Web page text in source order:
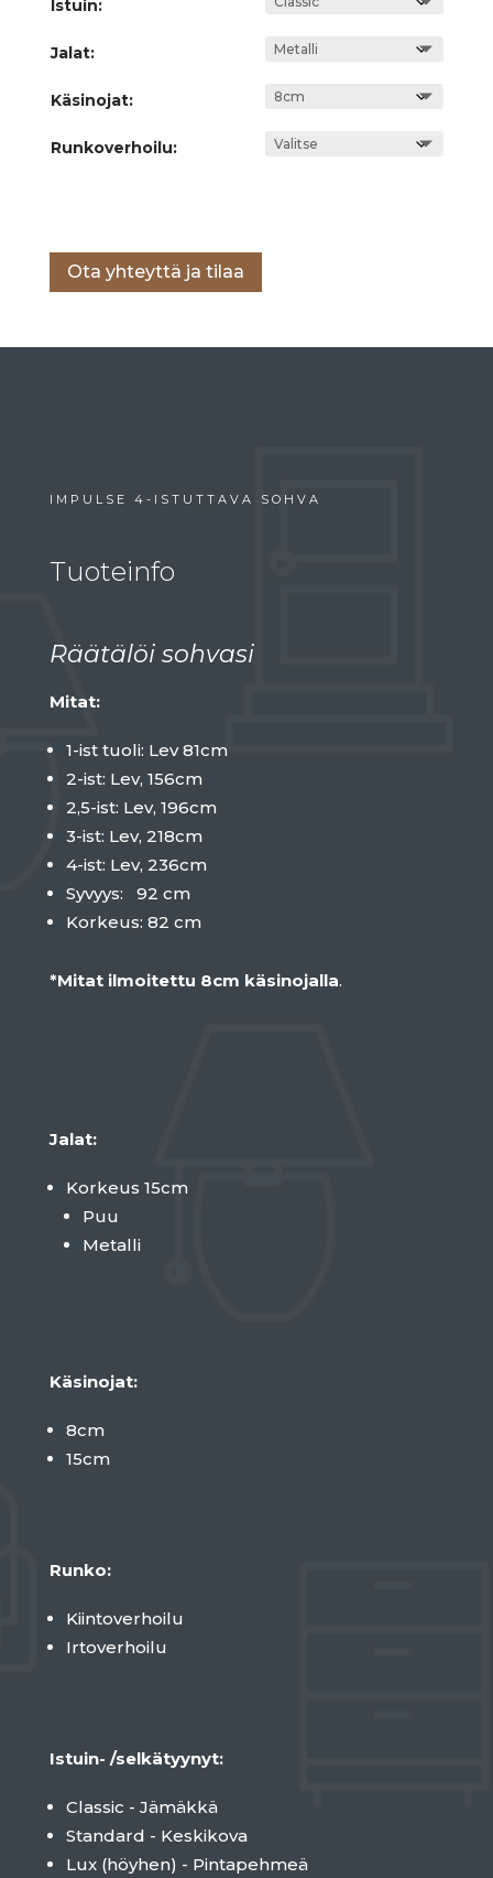
Istuin:
Jalat:
Käsinojat:
Runkoverhoilu:
Ota yhteyttä ja tilaa
IMPULSE 4-ISTUTTAVA SOHVA
Tuoteinfo
Räätälöi sohvasi
Mitat:
1-ist tuoli: Lev 81cm
2-ist: Lev, 156cm
2,5-ist: Lev, 196cm
3-ist: Lev, 218cm
4-ist: Lev, 236cm
Syvyys: 92 cm
Korkeus: 82 cm
*Mitat ilmoitettu 8cm käsinojalla.
Jalat:
Korkeus 15cm
Puu
Metalli
Käsinojat:
8cm
15cm
Runko:
Kiintoverhoilu
Irtoverhoilu
Istuin- /selkätyynyt:
Classic - Jämäkkä
Standard - Keskikova
Lux (höyhen) - Pintapehmeä